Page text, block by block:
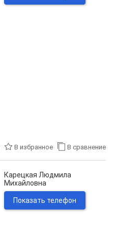
В избранное В сравнение
Карецкая Людмила
Михайловна
Показать телефон